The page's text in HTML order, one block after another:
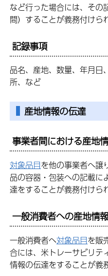
など行った場合には、そ
間）することが義務付けら
記録事項
品名、産地、数量、年月日
所、など
産地情報の伝達
事業者間における産地
対象品目を他の事業者へ譲
品の容器・包装への記載に
達をすることが義務付けら
一般消費者への産地情
一般消費者へ対象品目を販
合には、米トレーサビリテ
情報の伝達をすることが義